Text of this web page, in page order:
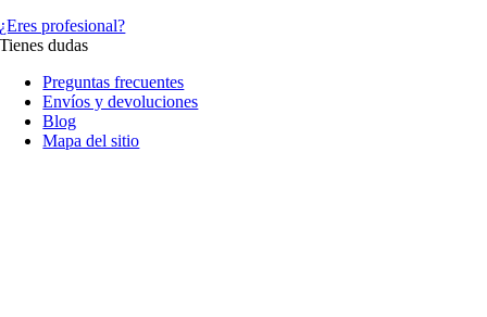
¿Eres profesional?
Tienes dudas
Preguntas frecuentes
Envíos y devoluciones
Blog
Mapa del sitio